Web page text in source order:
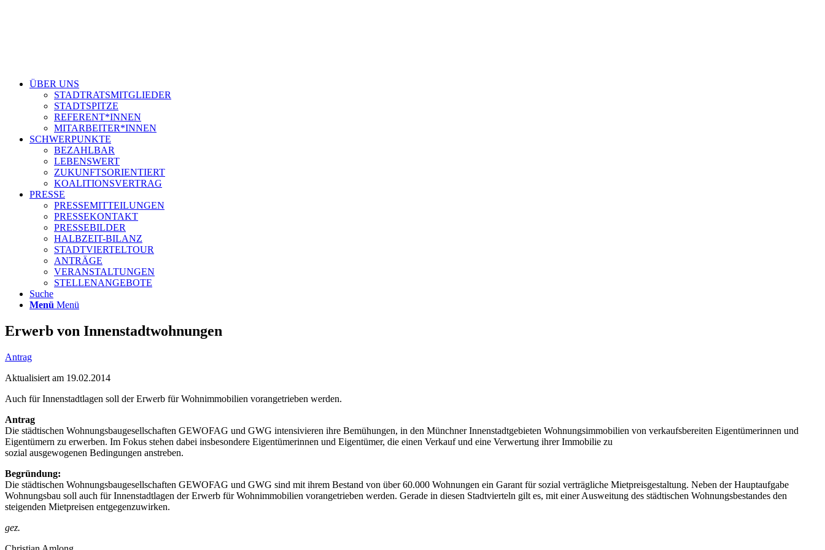
SCHWERPUNKTE
BEZAHLBAR
LEBENSWERT
ZUKUNFTSORIENTIERT
KOALITIONSVERTRAG
PRESSE
PRESSEMITTEILUNGEN
PRESSEKONTAKT
PRESSEBILDER
HALBZEIT-BILANZ
STADTVIERTELTOUR
ANTRÄGE
VERANSTALTUNGEN
STELLENANGEBOTE
Suche
Menü
Menü
Erwerb von Innenstadtwohnungen
Antrag
Aktualisiert am 19.02.2014
Die städtischen Wohnungsbaugesellschaften GEWOFAG und GWG intensivieren ihre Bemühungen, in den Münchner Innenstadtgebieten Wohnungsimmobilien von verkaufsbereiten Eigentümerinnen und
sozial ausgewogenen Bedingungen anstreben.
Begründung:
Die städtischen Wohnungsbaugesellschaften GEWOFAG und GWG sind mit ihrem Bestand von über 60.000 Wohnungen ein Garant für sozial verträgliche Mietpreisgestaltung. Neben der Hauptaufgabe
Wohnungsbau soll auch für Innenstadtlagen der Erwerb für Wohnimmobilien vorangetrieben werden. Gerade in diesen Stadtvierteln gilt es, mit einer Ausweitung des städtischen Wohnungsbestandes den
steigenden Mietpreisen entgegenzuwirken.
gez.
Christian Amlong
Heide Rieke
Bettina Messinger